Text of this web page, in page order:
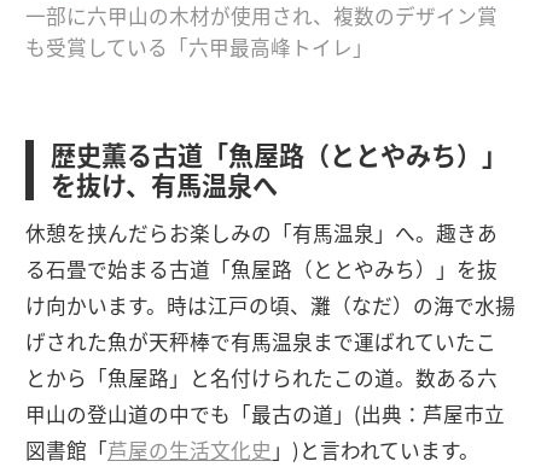
一部に六甲山の木材が使用され、複数のデザイン賞
も受賞している「六甲最高峰トイレ」
歴史薫る古道「魚屋路（ととやみち）」
を抜け、有馬温泉へ
休憩を挟んだらお楽しみの「有馬温泉」へ。趣きあ
る石畳で始まる古道「魚屋路（ととやみち）」を抜
け向かいます。時は江戸の頃、灘（なだ）の海で水揚
げされた魚が天秤棒で有馬温泉まで運ばれていたこ
とから「魚屋路」と名付けられたこの道。数ある六
甲山の登山道の中でも「最古の道」(出典：芦屋市立
図書館「芦屋の生活文化史 」)と言われています。